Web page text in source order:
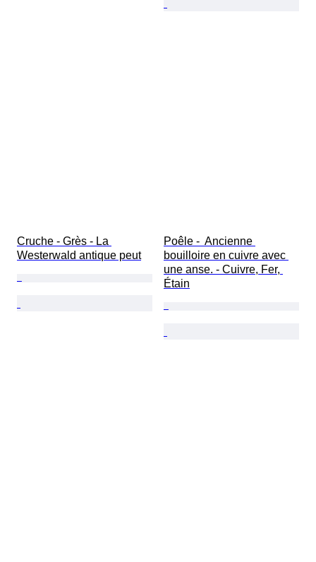
Cruche - Grès - La
Westerwald antique peut
Poêle -  Ancienne
bouilloire en cuivre avec
une anse. - Cuivre, Fer,
Étain